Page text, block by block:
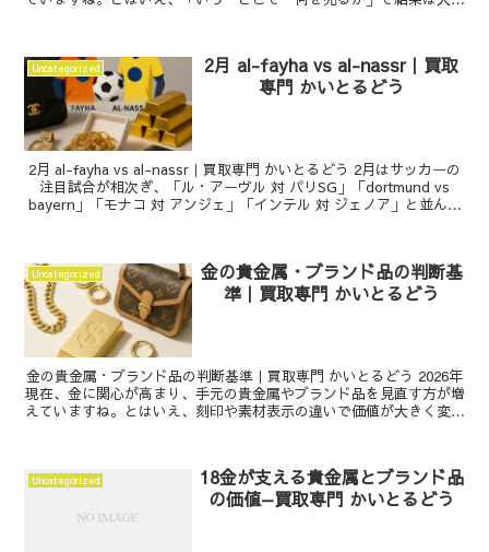
Uncategorized
2月 al-fayha vs al-nassr｜買取
専門 かいとるどう
2月 al-fayha vs al-nassr｜買取専門 かいとるどう 2月はサッカーの
注目試合が相次ぎ、「ル・アーヴル 対 パリSG」「dortmund vs
bayern」「モナコ 対 アンジェ」「インテル 対 ジェノア」と並んで
Uncategorized
金の貴金属・ブランド品の判断基
準｜買取専門 かいとるどう
金の貴金属・ブランド品の判断基準｜買取専門 かいとるどう 2026年
現在、金に関心が高まり、手元の貴金属やブランド品を見直す方が増
えていますね。とはいえ、刻印や素材表示の違いで価値が大きく変わ
Uncategorized
18金が支える貴金属とブランド品
の価値—買取専門 かいとるどう